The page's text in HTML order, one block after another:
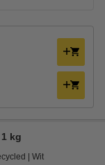
kg
Wit